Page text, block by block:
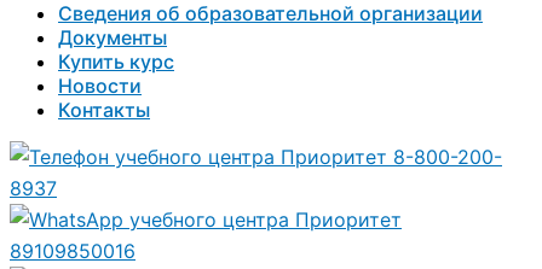
Сведения об образовательной организации
Документы
Купить курс
Новости
Контакты
8-800-200-
8937
89109850016